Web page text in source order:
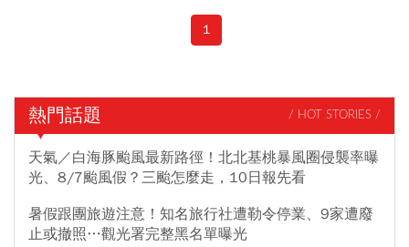
1
熱門話題 / HOT STORIES /
天氣／白海豚颱風最新路徑！北北基桃暴風圈侵襲率曝
光、8/7颱風假？三颱怎麼走，10日報先看
暑假跟團旅遊注意！知名旅行社遭勒令停業、9家遭廢
止或撤照…觀光署完整黑名單曝光